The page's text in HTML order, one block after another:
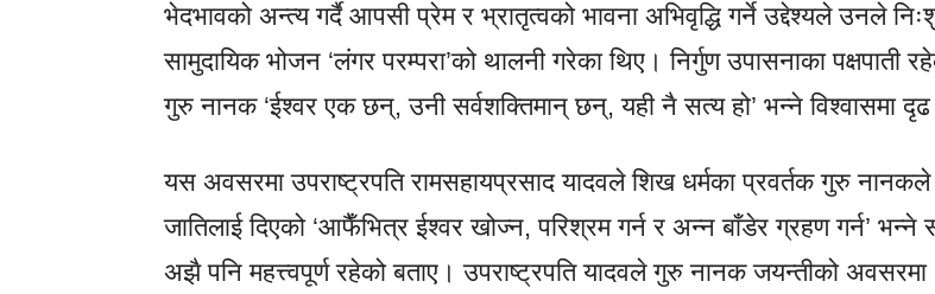
भेदभावको अन्त्य गर्दै आपसी प्रेम र भ्रातृत्वको भावना अभिवृद्धि गर्ने उद्देश्यले उनले
सामुदायिक भोजन ‘लंगर परम्परा’को थालनी गरेका थिए। निर्गुण उपासनाका पक्षपाती
गुरु नानक ‘ईश्वर एक छन्, उनी सर्वशक्तिमान् छन्, यही नै सत्य हो’ भन्ने विश्वासमा दृढ
यस अवसरमा उपराष्ट्रपति रामसहायप्रसाद यादवले शिख धर्मका प्रवर्तक गुरु नानकले
जातिलाई दिएको ‘आफैँभित्र ईश्वर खोज्न, परिश्रम गर्न र अन्न बाँडेर ग्रहण गर्न’ भन्ने
अझै पनि महत्त्वपूर्ण रहेको बताए। उपराष्ट्रपति यादवले गुरु नानक जयन्तीको अवसरमा